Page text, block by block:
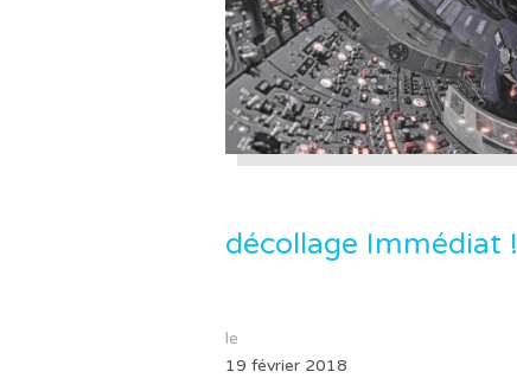
décollage Immédiat !
le
19 février 2018